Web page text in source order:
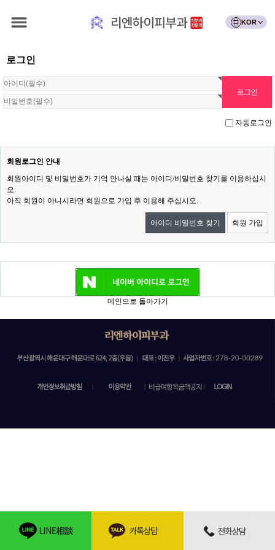
KOR
로그인
자동로그인
회원로그인 안내
회원아이디 및 비밀번호가 기억 안나실 때는 아이디/비밀번호 찾기를 이용하십시
오.
아직 회원이 아니시라면 회원으로 가입 후 이용해 주십시오.
아이디 비밀번호 찾기 회원 가입
메인으로 돌아가기